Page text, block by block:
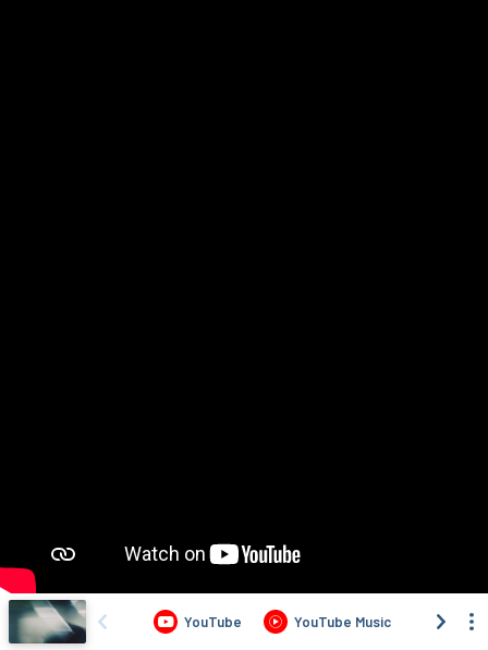
YouTube YouTube Music